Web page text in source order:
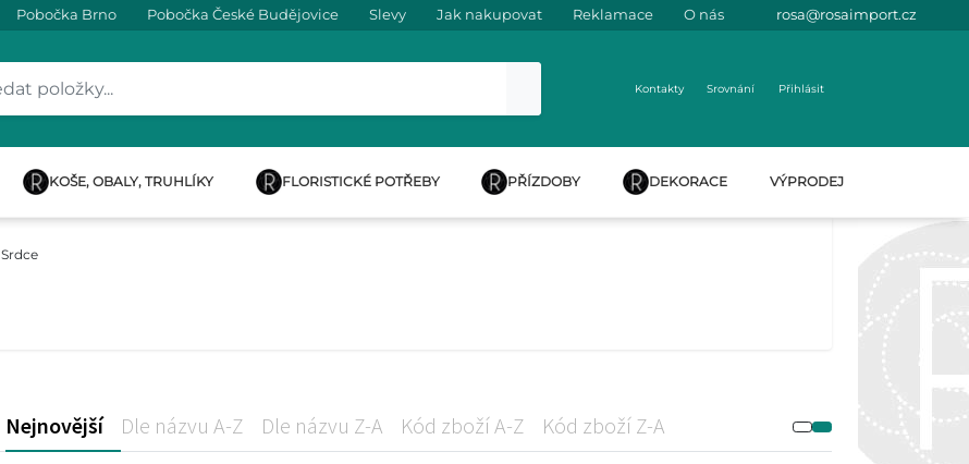
Pobočka Brno Pobočka České Budějovice Slevy Jak nakupovat Reklamace O nás rosa@rosaimport.cz
Kontakty Srovnání Přihlásit
KOŠE, OBALY, TRUHLÍKY FLORISTICKÉ POTŘEBY PŘÍZDOBY DEKORACE VÝPRODEJ
Srdce
Nejnovější Dle názvu A-Z Dle názvu Z-A Kód zboží A-Z Kód zboží Z-A